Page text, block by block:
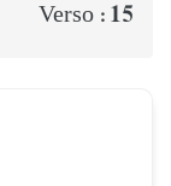
Verso : 15